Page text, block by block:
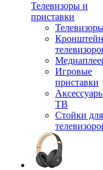
Телевизоры и
приставки
Игровые
приставки
ТВ
Стойки для